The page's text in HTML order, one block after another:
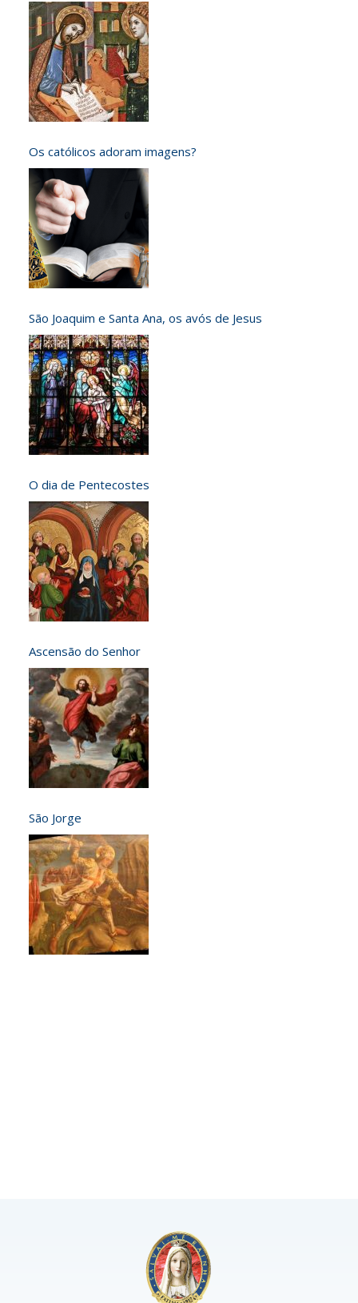
Os católicos adoram imagens?
São Joaquim e Santa Ana, os avós de Jesus
O dia de Pentecostes
Ascensão do Senhor
São Jorge